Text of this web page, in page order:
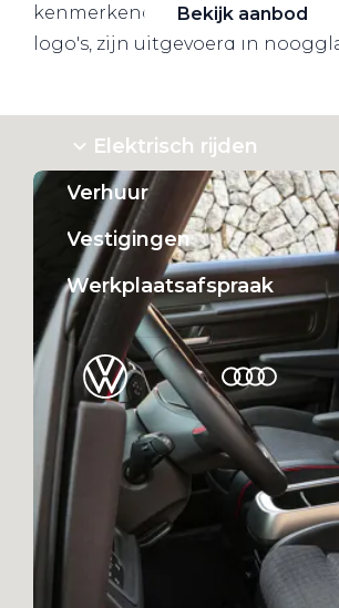
Bekijk aanbod
Elektrisch rijden
Verhuur
Vestigingen
Werkplaatsafspraak
kenmerkende LED-
logo's, zijn uitgevoerd in